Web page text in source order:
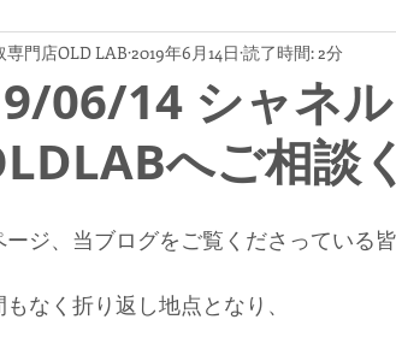
06/14 シャネ
へご相談
専門店OLD LAB 2019年6月14日 読了時間: 2分
ージ、当ブログをご覧くださっている
もなく折り返し地点となり、